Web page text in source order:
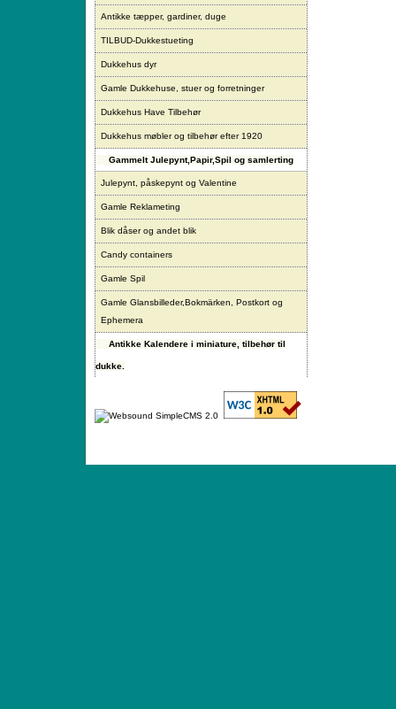
Antikke tæpper, gardiner, duge
TILBUD-Dukkestueting
Dukkehus dyr
Gamle Dukkehuse, stuer og forretninger
Dukkehus Have Tilbehør
Dukkehus møbler og tilbehør efter 1920
Gammelt Julepynt,Papir,Spil og samlerting
Julepynt, påskepynt og Valentine
Gamle Reklameting
Blik dåser og andet blik
Candy containers
Gamle Spil
Gamle Glansbilleder,Bokmärken, Postkort og
Ephemera
Antikke Kalendere i miniature, tilbehør til
dukke.